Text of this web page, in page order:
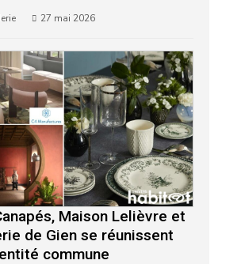
27 mai 2026
Maison Lelièvre et
de Gien se réunissent
commune